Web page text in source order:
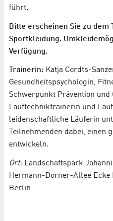
führt.
Bitte erscheinen Sie zu dem
Sportkleidung.
Verfügung.
Trainerin: Katja Cordts-
Gesundheitspsychologin,
Schwerpunkt Prävention und
Lauftechniktrainerin und
leidenschaftliche Läuferin
Teilnehmenden dabei, einen
entwickeln.
Ort: Landschaftspark
Hermann-Dorner-Allee Ecke
Berlin